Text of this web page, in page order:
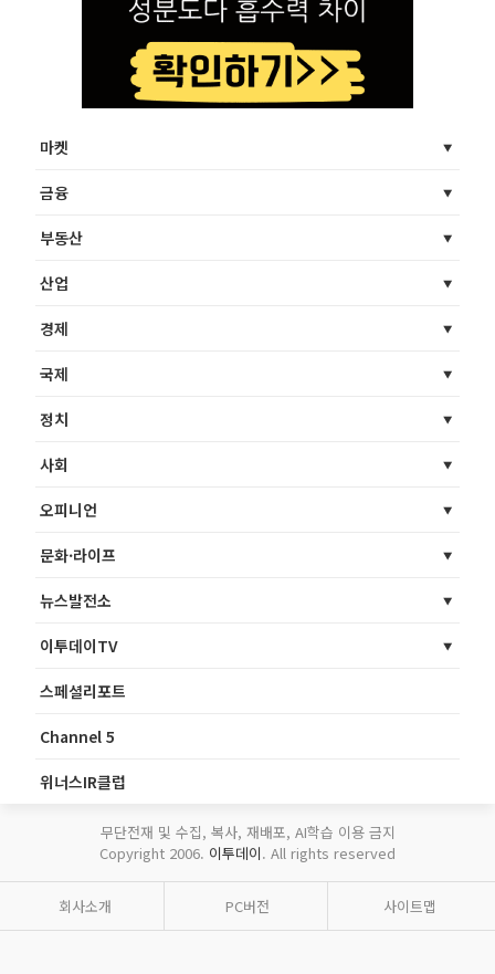
마켓
금융
부동산
산업
경제
국제
정치
사회
오피니언
문화·라이프
뉴스발전소
이투데이TV
스페셜리포트
Channel 5
위너스IR클럽
무단전재 및 수집, 복사, 재배포, AI학습 이용 금지
Copyright 2006. 이투데이. All rights reserved
회사소개 PC버전 사이트맵